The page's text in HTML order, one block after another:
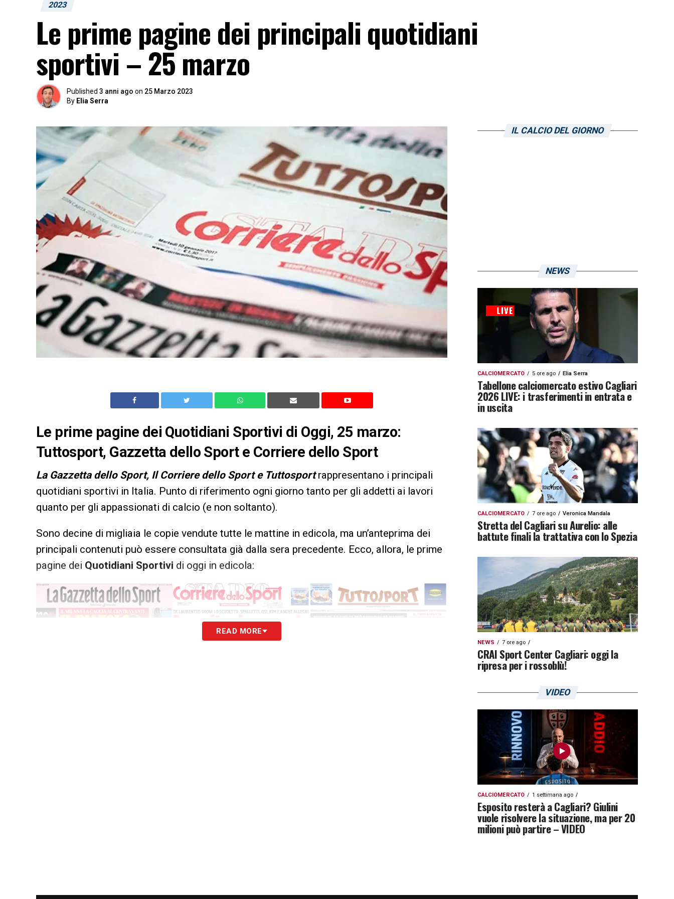
2023
Le prime pagine dei principali quotidiani
sportivi – 25 marzo
Published 3 anni ago on 25 Marzo 2023
By Elia Serra
Le prime pagine dei Quotidiani Sportivi di Oggi, 25 marzo:
Tuttosport, Gazzetta dello Sport e Corriere dello Sport
La Gazzetta dello Sport, Il Corriere dello Sport e Tuttosportrappresentano i principali
quotidiani sportivi in Italia. Punto di riferimento ogni giorno tanto per gli addetti ai lavori
quanto per gli appassionati di calcio (e non soltanto).
Sono decine di migliaia le copie vendute tutte le mattine in edicola, ma un’anteprima dei
principali contenuti può essere consultata già dalla sera precedente. Ecco, allora, le prime
pagine dei Quotidiani Sportivi di oggi in edicola:
READ MORE
IL CALCIO DEL GIORNO
NEWS
CALCIOMERCATO 5 ore ago Elia Serra
Tabellone calciomercato estivo Cagliari
2026 LIVE: i trasferimenti in entrata e
in uscita
CALCIOMERCATO 7 ore ago Veronica Mandala
Stretta del Cagliari su Aurelio: alle
battute finali la trattativa con lo Spezia
NEWS 7 ore ago
CRAI Sport Center Cagliari: oggi la
ripresa per i rossoblù!
VIDEO
CALCIOMERCATO 1 settimana ago
Esposito resterà a Cagliari? Giulini
vuole risolvere la situazione, ma per 20
milioni può partire – VIDEO